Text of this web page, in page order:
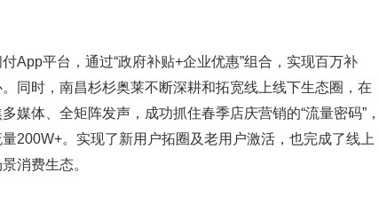
App平台，通过“政府补贴+企业优惠”组合，实现百万补
同时，南昌杉杉奥莱不断深耕和拓宽线上线下生态圈，在
媒体、全矩阵发声，成功抓住春季店庆营销的“流量密码”，
200W+。实现了新用户拓圈及老用户激活，也完成了线上
消费生态。